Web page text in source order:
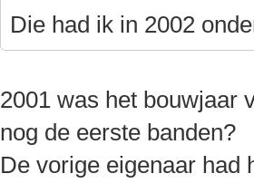
Die had ik in 2002
2001 was het bouwjaar
nog de eerste banden?
De vorige eigenaar had